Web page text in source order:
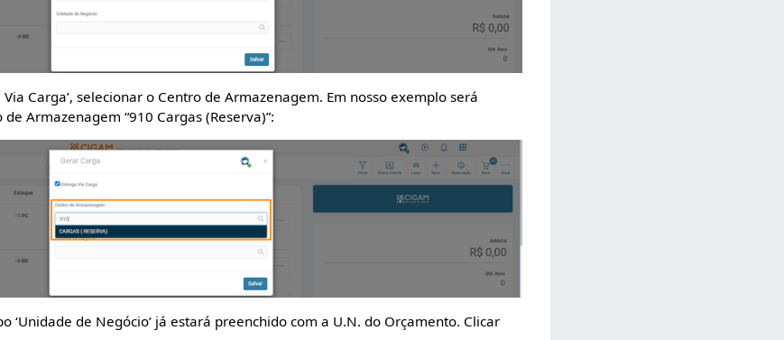
Carga’, selecionar o Centro de Armazenagem. Em nosso exemplo será
Armazenagem “910 Cargas (Reserva)”:
‘Unidade de Negócio’ já estará preenchido com a U.N. do Orçamento. Clicar